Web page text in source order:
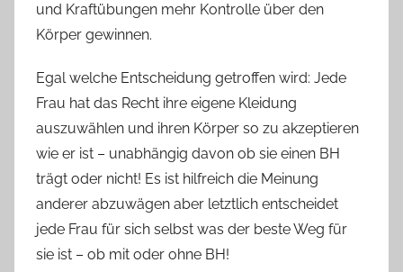
und Kraftübungen mehr Kontrolle über den
Körper gewinnen.
Egal welche Entscheidung getroffen wird: Jede
Frau hat das Recht ihre eigene Kleidung
auszuwählen und ihren Körper so zu akzeptieren
wie er ist – unabhängig davon ob sie einen BH
trägt oder nicht! Es ist hilfreich die Meinung
anderer abzuwägen aber letztlich entscheidet
jede Frau für sich selbst was der beste Weg für
sie ist – ob mit oder ohne BH!